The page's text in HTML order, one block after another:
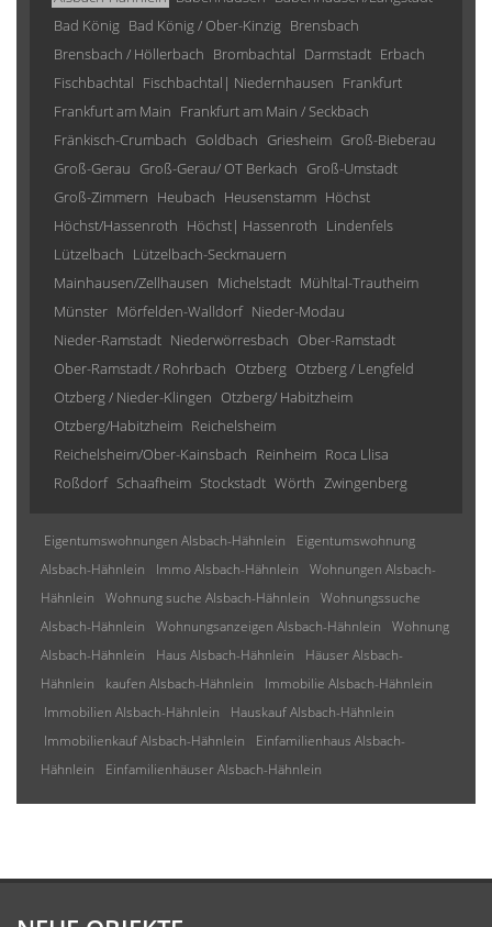
Bad König Bad König / Ober-Kinzig Brensbach
Brensbach / Höllerbach Brombachtal Darmstadt Erbach
Fischbachtal Fischbachtal| Niedernhausen Frankfurt
Frankfurt am Main Frankfurt am Main / Seckbach
Fränkisch-Crumbach Goldbach Griesheim Groß-Bieberau
Groß-Gerau Groß-Gerau/ OT Berkach Groß-Umstadt
Groß-Zimmern Heubach Heusenstamm Höchst
Höchst/Hassenroth Höchst| Hassenroth Lindenfels
Lützelbach Lützelbach-Seckmauern
Mainhausen/Zellhausen Michelstadt Mühltal-Trautheim
Münster Mörfelden-Walldorf Nieder-Modau
Nieder-Ramstadt Niederwörresbach Ober-Ramstadt
Ober-Ramstadt / Rohrbach Otzberg Otzberg / Lengfeld
Otzberg / Nieder-Klingen Otzberg/ Habitzheim
Otzberg/Habitzheim Reichelsheim
Reichelsheim/Ober-Kainsbach Reinheim Roca Llisa
Roßdorf Schaafheim Stockstadt Wörth Zwingenberg
Eigentumswohnungen Alsbach-Hähnlein
Eigentumswohnung
Alsbach-Hähnlein
Immo Alsbach-Hähnlein
Wohnungen Alsbach-
Hähnlein
Wohnung suche Alsbach-Hähnlein
Wohnungssuche
Alsbach-Hähnlein
Wohnungsanzeigen Alsbach-Hähnlein
Wohnung
Alsbach-Hähnlein
Haus Alsbach-Hähnlein
Häuser Alsbach-
Hähnlein
kaufen Alsbach-Hähnlein
Immobilie Alsbach-Hähnlein
Immobilien Alsbach-Hähnlein
Hauskauf Alsbach-Hähnlein
Immobilienkauf Alsbach-Hähnlein
Einfamilienhaus Alsbach-
Hähnlein
Einfamilienhäuser Alsbach-Hähnlein